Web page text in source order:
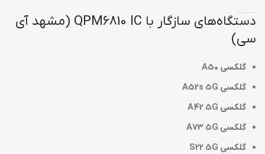
دستگاه‌های سازگار با QPM6810 IC (مشهد آی
سی)
گلکسی A50
گلکسی A52s 5G
گلکسی A42 5G
گلکسی A73 5G
گلکسی S22 5G